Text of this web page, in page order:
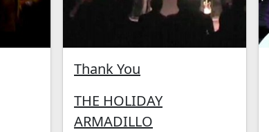
Thank You
THE HOLIDAY
ARMADILLO